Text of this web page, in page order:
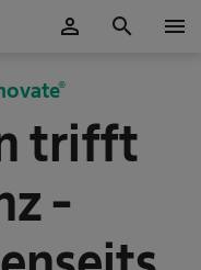
person search menu
trifft
-